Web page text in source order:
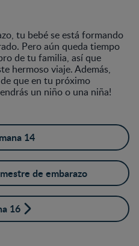
tu bebé se está formando
Pero aún queda tiempo
de tu familia, así que
hermoso viaje. Además,
que en tu próximo
un niño o una niña!
14
de embarazo
16